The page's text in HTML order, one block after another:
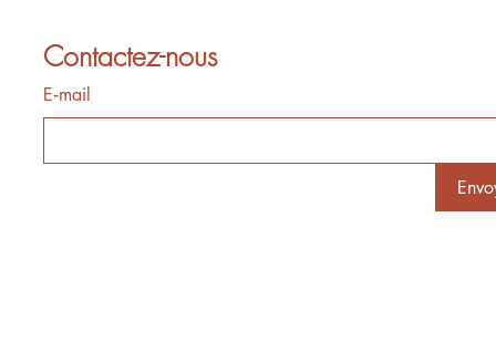
Contactez-nous
E‑mail